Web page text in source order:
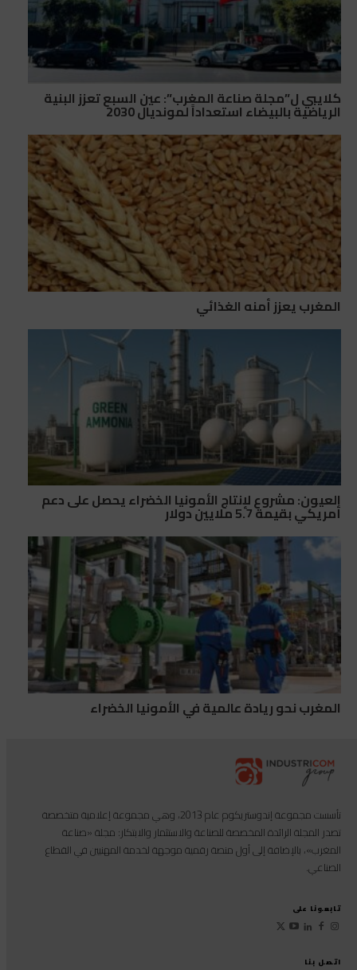
كلايبي ل”مجلة صناعة المغرب”: عين السبع تعزز البنية
الرياضية بالبيضاء استعداداً لمونديال 2030
المغرب يعزز أمنه الغذائي
العيون: مشروع لإنتاج الأمونيا الخضراء يحصل على دعم
أمريكي بقيمة 5.7 ملايين دولار
المغرب نحو ريادة عالمية في الأمونيا الخضراء
اتصل بنا
تأسست مجموعة إندوستريكوم عام 2013، وهي مجموعة إعلامية متخصصة
تصدر المجلة الرائدة المخصصة للصناعة والاستثمار والابتكار: مجلة «صناعة
المغرب»، بالإضافة إلى أول منصة رقمية موجهة لخدمة المهنيين في القطاع
الصناعي.
تابعونا على